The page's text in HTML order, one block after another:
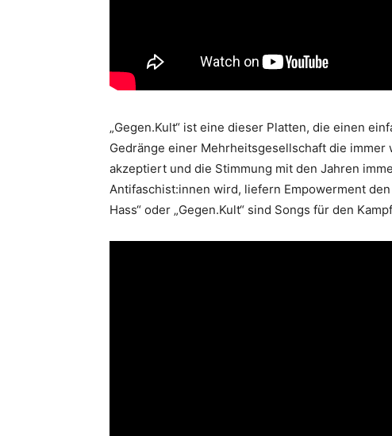
„Gegen.Kult“ ist eine dieser Platten, die einen
Gedränge einer Mehrheitsgesellschaft die
akzeptiert und die Stimmung mit den Jahren
Antifaschist:innen wird, liefern Empowerment
Hass“ oder „Gegen.Kult“ sind Songs für den